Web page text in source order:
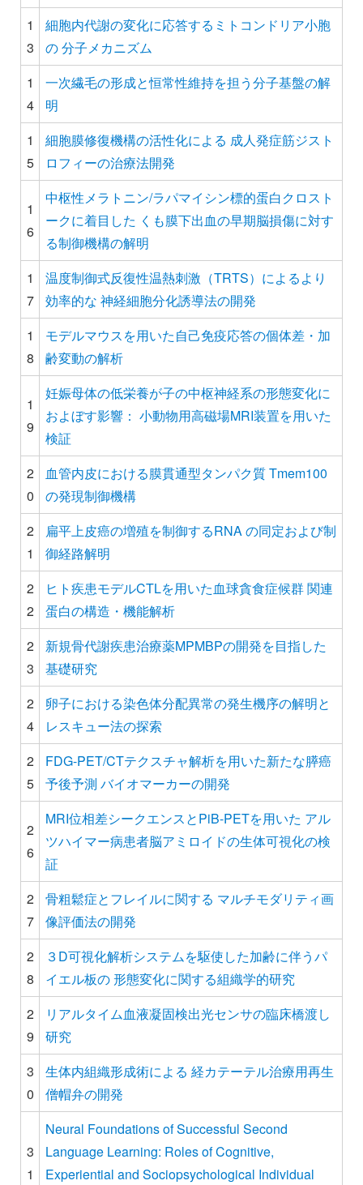
1
3
細胞内代謝の変化に応答するミトコンドリア小胞
の 分子メカニズム
1
4
一次繊毛の形成と恒常性維持を担う分子基盤の解
明
1
5
細胞膜修復機構の活性化による 成人発症筋ジスト
ロフィーの治療法開発
1
6
中枢性メラトニン/ラパマイシン標的蛋白クロスト
ークに着目した くも膜下出血の早期脳損傷に対す
る制御機構の解明
1
7
温度制御式反復性温熱刺激（TRTS）によるより
効率的な 神経細胞分化誘導法の開発
1
8
モデルマウスを用いた自己免疫応答の個体差・加
齢変動の解析
1
9
妊娠母体の低栄養が子の中枢神経系の形態変化に
およぼす影響： 小動物用高磁場MRI装置を用いた
検証
2
0
血管内皮における膜貫通型タンパク質 Tmem100
の発現制御機構
2
1
扁平上皮癌の増殖を制御するRNA の同定および制
御経路解明
2
2
ヒト疾患モデルCTLを用いた血球貪食症候群 関連
蛋白の構造・機能解析
2
3
新規骨代謝疾患治療薬MPMBPの開発を目指した
基礎研究
2
4
卵子における染色体分配異常の発生機序の解明と
レスキュー法の探索
2
5
FDG-PET/CTテクスチャ解析を用いた新たな膵癌
予後予測 バイオマーカーの開発
2
6
MRI位相差シークエンスとPiB-PETを用いた アル
ツハイマー病患者脳アミロイドの生体可視化の検
証
2
7
骨粗鬆症とフレイルに関する マルチモダリティ画
像評価法の開発
2
8
３D可視化解析システムを駆使した加齢に伴うパ
イエル板の 形態変化に関する組織学的研究
2
9
リアルタイム血液凝固検出光センサの臨床橋渡し
研究
3
0
生体内組織形成術による 経カテーテル治療用再生
僧帽弁の開発
3
1
Neural Foundations of Successful Second
Language Learning: Roles of Cognitive,
Experiential and Sociopsychological Individual